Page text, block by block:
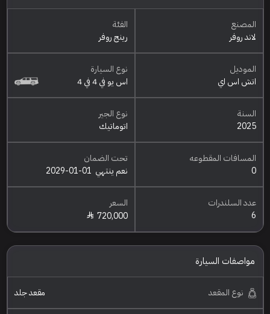
المصنع
لاند روفر
الفئة
رينج روفر
الموديل
اتش اس اي
نوع السيارة
اس يو في 4 في 4
السنة
2025
نوع الجير
اتوماتيك
المسافات المقطوعه
0
تحت الضمان
نعم ينتهي 2029-01-01
عدد السلندرات
6
السعر
720,000
مواصفات السيارة
نوع المقعد مقعد جلد